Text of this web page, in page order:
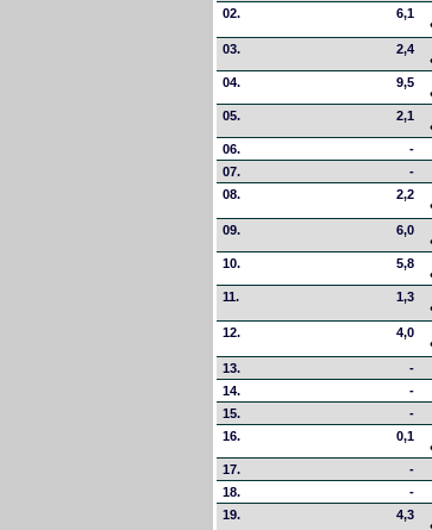
02.
6,1
03. 2,4
04. 9,5
05. 2,1
06. -
07.
-
08.
2,2
09. 6,0
10. 5,8
11. 1,3
12. 4,0
13. -
14.
-
15.
-
16.
0,1
17. -
18.
-
19.
4,3